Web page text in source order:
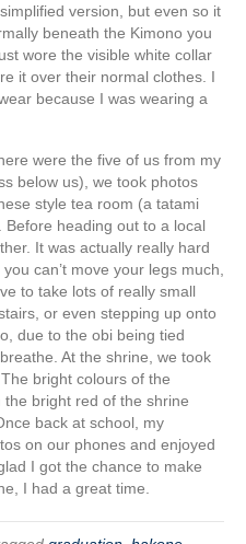
version, but even so it
beneath the Kimono you
wore the visible white collar
it over their normal clothes. I
because I was wearing a
were the five of us from my
below us), we took photos
style tea room (a tatami
heading out to a local
It was actually really hard
can’t move your legs much,
to take lots of really small
or even stepping up onto
due to the obi being tied
At the shrine, we took
bright colours of the
bright red of the shrine
back at school, my
on our phones and enjoyed
I got the chance to make
I had a great time.